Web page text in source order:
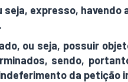
expresso,
ou seja, possuir
sendo,
da petição